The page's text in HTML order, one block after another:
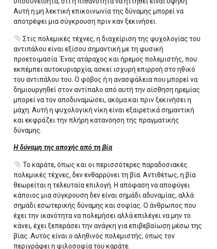
Αυτή η μη λεκτική επικοινωνία της δύναμης μπορεί να
αποτρέψει μια σύγκρουση πριν καν ξεκινήσει.
Στις πολεμικές τέχνες, η διαχείριση της ψυχολογίας του
αντιπάλου είναι εξίσου σημαντική με τη φυσική
προετοιμασία. Ένας ατάραχος και ήρεμος πολεμιστής, που
εκπέμπει αυτοκυριαρχία, ασκεί ισχυρή επιρροή στο ηθικό
του αντιπάλου του. Ο φόβος ή η ανασφάλεια που μπορεί να
δημιουργηθεί στον αντίπαλο από αυτή την αίσθηση ηρεμίας
μπορεί να τον αποδυναμώσει, ακόμα και πριν ξεκινήσει η
μάχη. Αυτή η ψυχολογική νίκη είναι εξαιρετικά σημαντική
και εκφράζει την πλήρη κατανόηση της πραγματικής
δύναμης.
Η δύναμη της αποχής από τη βία
Το καράτε, όπως και οι περισσότερες παραδοσιακές
πολεμικές τέχνες, δεν ενθαρρύνει τη βία. Αντιθέτως, η βία
θεωρείται η τελευταία επιλογή. Η απόφαση να αποφύγει
κάποιος μια σύγκρουση δεν είναι σημάδι αδυναμίας, αλλά
σημάδι εσωτερικής δύναμης και σοφίας. Ο άνθρωπος που
έχει την ικανότητα να πολεμήσει αλλά επιλέγει να μην το
κάνει, έχει ξεπεράσει την ανάγκη για επιβεβαίωση μέσω της
βίας. Αυτός είναι ο αληθινός πολεμιστής, όπως τον
περιγράφει η φιλοσοφία του καράτε.